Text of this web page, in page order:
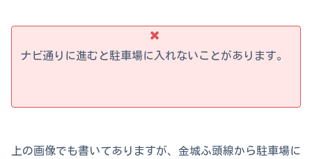
ナビ通りに進むと駐車場に入れないことがあります。
上の画像でも書いてありますが、金城ふ頭線から駐車場に